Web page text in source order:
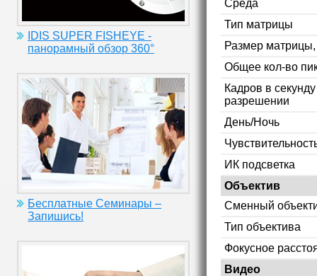
IDIS SUPER FISHEYE -
панорамный обзор 360°
Бесплатные Семинары –
Запишись!
Среда
Тип матрицы
Размер
Общее кол-во
Кадров в
разрешении
День/Ночь
ИК подсветка
Объектив
Сменный
Тип объектива
Фокусное
Видео